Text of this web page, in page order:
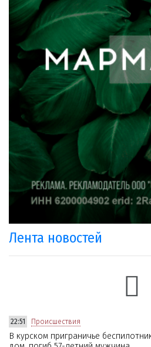
Лента новостей
22:51 Происшествия
В курском приграничье